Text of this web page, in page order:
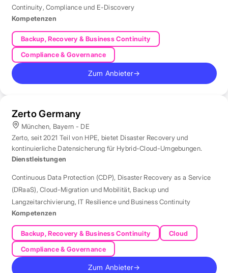
Continuity,Compliance und E-Discovery
Kompetenzen
Backup, Recovery & Business Continuity
Compliance & Governance
Zum Anbieter→
Zerto Germany
München, Bayern - DE
Zerto, seit 2021 Teil von HPE, bietet Disaster Recovery und
kontinuierliche Datensicherung für Hybrid-Cloud-Umgebungen.
Dienstleistungen
Continuous Data Protection (CDP), Disaster Recovery as a Service
(DRaaS),Cloud-Migration und Mobilität, Backup und
Langzeitarchivierung, IT Resilience und Business Continuity
Kompetenzen
Backup, Recovery & Business Continuity
Cloud
Compliance & Governance
Zum Anbieter→